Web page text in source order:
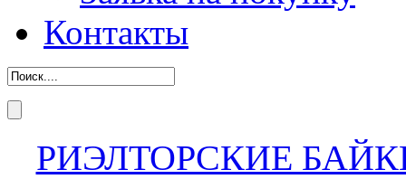
Контакты
РИЭЛТОРСКИЕ